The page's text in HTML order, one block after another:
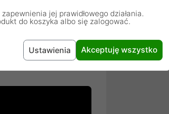
umożliwia prawie
która zapobiega
ale ma znacznie
jej prawidłowego działania.
do koszyka albo się zalogować.
Ustawienia Akceptuję wszystko